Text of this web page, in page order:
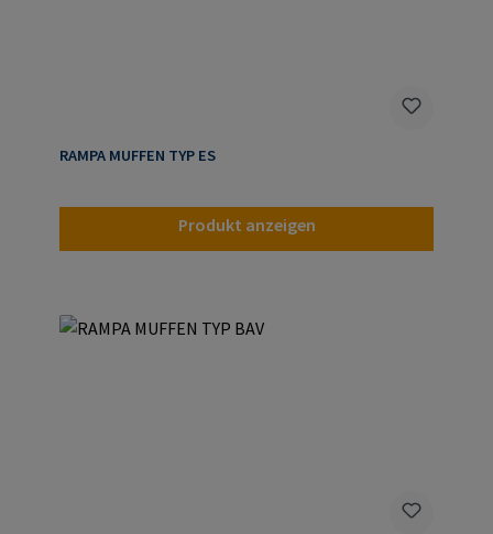
RAMPA MUFFEN TYP ES
Produkt anzeigen